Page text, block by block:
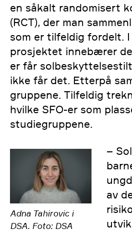
en såkalt randomisert
(RCT), der man
som er tilfeldig fordelt.
prosjektet innebærer
er får
ikke får det. Etterpå
gruppene. Tilfeldig
hvilke SFO-er som
studiegruppene.
Adna Tahirovic i
DSA. Foto: DSA
–
av